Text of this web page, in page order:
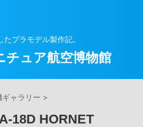
プラモデル製作記。
チュア航空博物館
ギャラリー >
18D HORNET